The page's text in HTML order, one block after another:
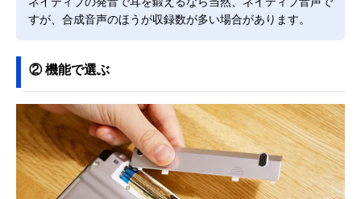
すが、合成音声のほうが収録数が多い場合があります。
② 機能で選ぶ